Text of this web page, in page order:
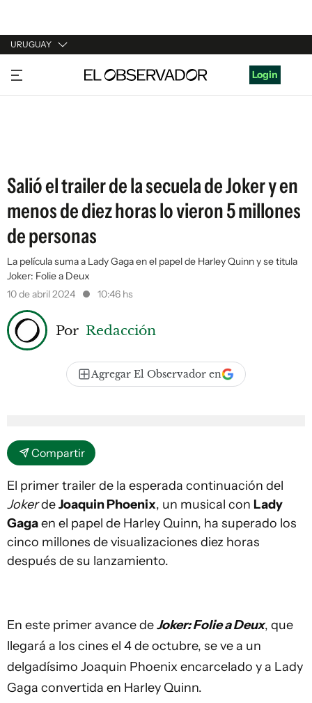
URUGUAY
URUGUAY
ARGENTINA
Login
Salió el trailer de la secuela de Joker y en
menos de diez horas lo vieron 5 millones
de personas
La película suma a Lady Gaga en el papel de Harley Quinn y se titula
Joker: Folie a Deux
10 de abril 2024
10:46 hs
Por Redacción
Agregar El Observador en
Compartir
El primer trailer de la esperada continuación del
JokerdeJoaquin Phoenix, un musical con Lady
Gagaen el papel de Harley Quinn, ha superado los
cinco millones de visualizaciones diez horas
después de su lanzamiento.
En este primer avance deJoker: Folie a Deux, que
llegará a los cines el 4 de octubre, se ve a un
delgadísimo Joaquin Phoenix encarcelado y a Lady
Gaga convertida en Harley Quinn.